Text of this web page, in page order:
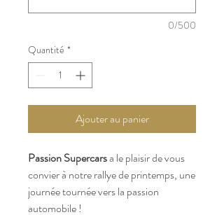
0/500
Quantité *
Ajouter au panier
Passion Supercarsa le plaisir de vous
convier à notre rallye de printemps, une
journée tournée vers la passion
automobile !